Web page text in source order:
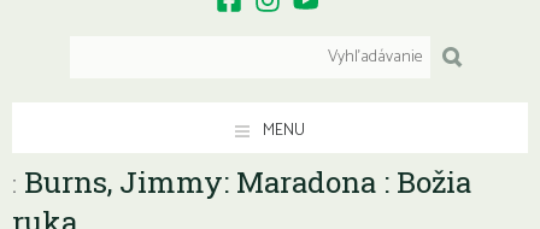
MENU
: Burns, Jimmy: Maradona : Božia